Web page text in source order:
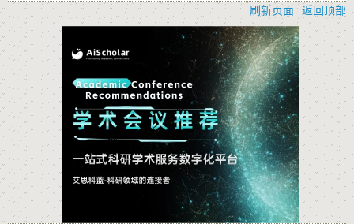
刷新页面 返回顶部